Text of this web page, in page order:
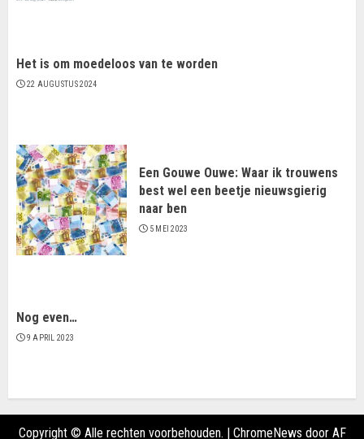
Het is om moedeloos van te worden
22 AUGUSTUS 2024
Een Gouwe Ouwe: Waar ik trouwens
best wel een beetje nieuwsgierig
naar ben
5 MEI 2023
Nog even…
9 APRIL 2023
Copyright © Alle rechten voorbehouden. | ChromeNews door AF